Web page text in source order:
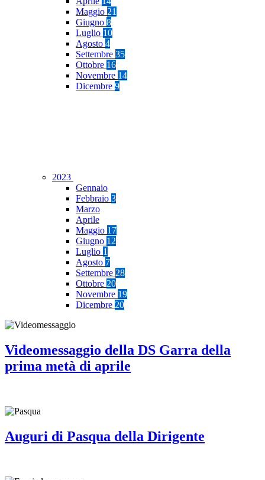
Maggio 21
Giugno 8
Luglio 10
Agosto 4
Settembre 35
Ottobre 16
Novembre 14
Dicembre 9
2023
Gennaio
Febbraio 3
Marzo
Aprile
Maggio 17
Giugno 12
Luglio 1
Agosto 7
Settembre 28
Ottobre 20
Novembre 19
Dicembre 20
Videomessaggio della DS Garra della
prima metà di aprile
Auguri di Pasqua della Dirigente